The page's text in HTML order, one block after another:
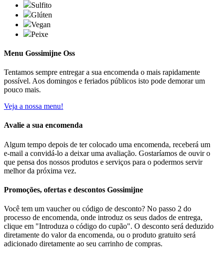
Sulfito
Glúten
Vegan
Peixe
Menu Gossimijne Oss
Tentamos sempre entregar a sua encomenda o mais rapidamente
possível. Aos domingos e feriados públicos isto pode demorar um
pouco mais.
Veja a nossa menu!
Avalie a sua encomenda
Algum tempo depois de ter colocado uma encomenda, receberá um
e-mail a convidá-lo a deixar uma avaliação. Gostaríamos de ouvir o
que pensa dos nossos produtos e serviços para o podermos servir
melhor da próxima vez.
Promoções, ofertas e descontos Gossimijne
Você tem um vaucher ou código de desconto? No passo 2 do
processo de encomenda, onde introduz os seus dados de entrega,
clique em "Introduza o código do cupão". O desconto será deduzido
diretamente do valor da encomenda, ou o produto gratuito será
adicionado diretamente ao seu carrinho de compras.